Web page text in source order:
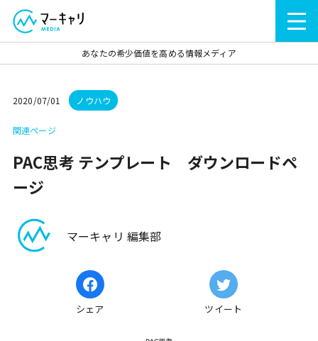
あなたの希少価値を高める情報メディア
2020/07/01 ノウハウ
関連ページ
PAC思考 テンプレート ダウンロードペ
ージ
マーキャリ 編集部
シェア ツイート